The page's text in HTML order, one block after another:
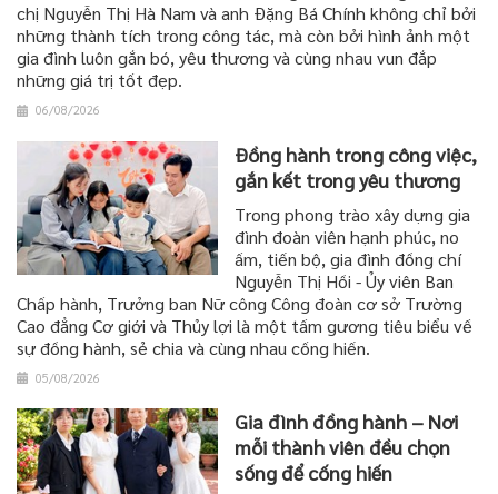
chị Nguyễn Thị Hà Nam và anh Đặng Bá Chính không chỉ bởi
những thành tích trong công tác, mà còn bởi hình ảnh một
gia đình luôn gắn bó, yêu thương và cùng nhau vun đắp
những giá trị tốt đẹp.
06/08/2026
Đồng hành trong công việc,
gắn kết trong yêu thương
Trong phong trào xây dựng gia
đình đoàn viên hạnh phúc, no
ấm, tiến bộ, gia đình đồng chí
Nguyễn Thị Hồi - Ủy viên Ban
Chấp hành, Trưởng ban Nữ công Công đoàn cơ sở Trường
Cao đẳng Cơ giới và Thủy lợi là một tấm gương tiêu biểu về
sự đồng hành, sẻ chia và cùng nhau cống hiến.
05/08/2026
Gia đình đồng hành – Nơi
mỗi thành viên đều chọn
sống để cống hiến